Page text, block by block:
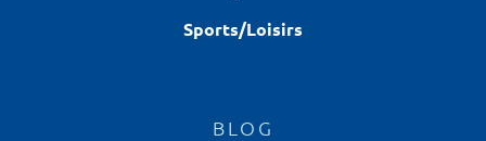
Sports/Loisirs
BLOG